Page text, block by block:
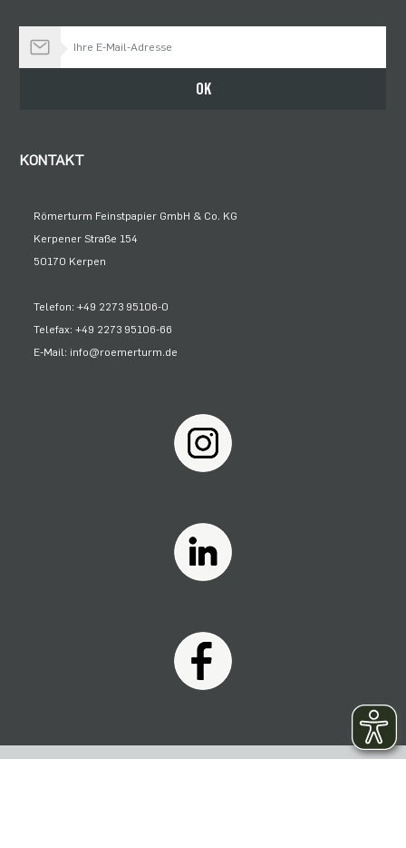
OK
KONTAKT
Römerturm Feinstpapier GmbH & Co. KG
Kerpener Straße 154
50170 Kerpen
Telefon: +49 2273 95106-0
Telefax: +49 2273 95106-66
E-Mail: info@roemerturm.de